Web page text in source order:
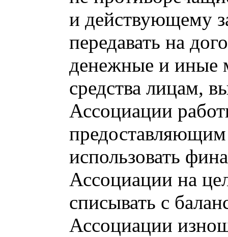
и действующему
передавать на
денежные и иные
средства лицам,
Ассоциации
использовать
Ассоциации на
списывать с
Ассоциации